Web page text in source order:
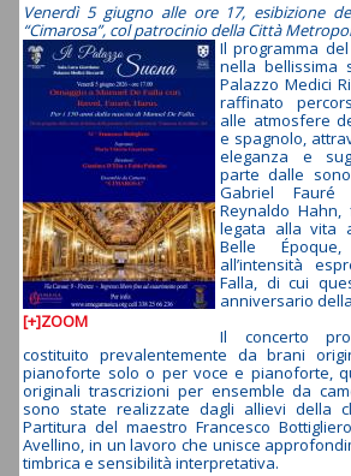
Venerdì 5 giugno alle ore 17, esibizione
“Cimarosa”, col patrocinio della Città
[+]ZOOM
Il programma
nella bellissima
Palazzo Medici
raffinato
alle atmosfere
e spagnolo,
eleganza e
parte dalle
Gabriel Fauré
Reynaldo
legata alla vita
Belle
all’intensità
Falla, di cui
anniversario
Il concerto
costituito prevalentemente da brani
pianoforte solo o per voce e pianoforte,
originali trascrizioni per ensemble da
sono state realizzate dagli allievi della
Partitura del maestro Francesco
Avellino, in un lavoro che unisce
timbrica e sensibilità interpretativa.